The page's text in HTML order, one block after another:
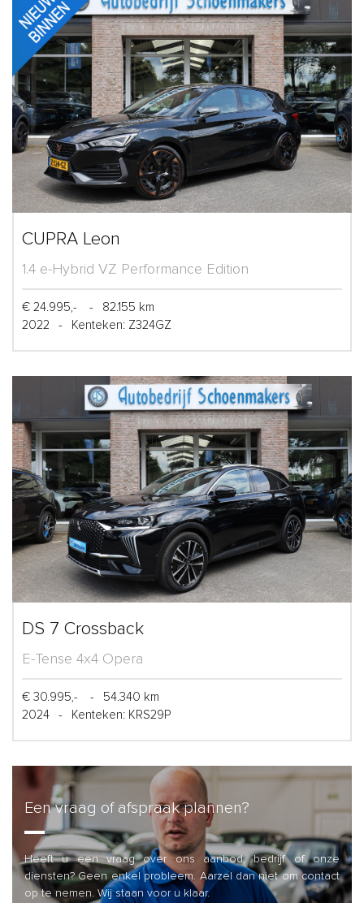
CUPRA Leon
1.4 e-Hybrid VZ Performance Edition
€ 24.995,- -
82.155 km
2022
- Kenteken: Z324GZ
DS 7 Crossback
E-Tense 4x4 Opera
€ 30.995,- -
54.340 km
2024
- Kenteken: KRS29P
Een vraag of afspraak plannen?
Heeft u een vraag over ons aanbod, bedrijf of onze
diensten? Geen enkel probleem. Aarzel dan niet om contact
op te nemen. Wij staan voor u klaar.